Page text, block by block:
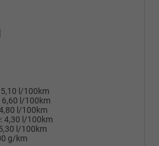
5,10 l/100km
6,60 l/100km
l/100km
4,30 l/100km
l/100km
g/km